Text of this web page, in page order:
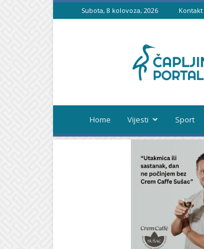
Subota, 8 kolovoza, 2026 Kontakt
portal
Home Vijesti Sport